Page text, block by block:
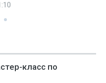
класс по